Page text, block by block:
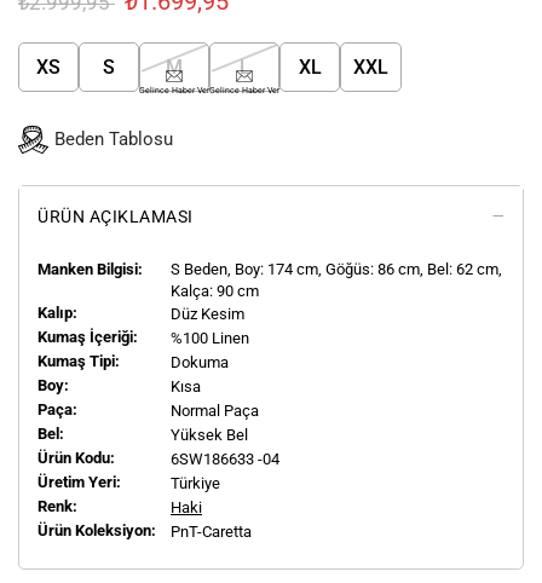
XS S M
Gelince Haber Ver
L
Gelince Haber Ver
XL XXL
Beden Tablosu
ÜRÜN AÇIKLAMASI
Manken Bilgisi: S Beden, Boy: 174 cm, Göğüs: 86 cm, Bel: 62 cm,
Kalça: 90 cm
Kalıp:
Düz Kesim
Kumaş İçeriği:
%100 Linen
Kumaş Tipi:
Dokuma
Boy:
Kısa
Paça:
Normal Paça
Bel:
Yüksek Bel
Ürün Kodu:
6SW186633 -04
Üretim Yeri:
Türkiye
Renk:
Haki
Ürün Koleksiyon:
PnT-Caretta